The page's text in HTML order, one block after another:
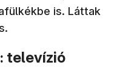
is. Láttak
televízió